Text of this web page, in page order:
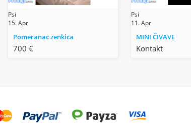
Psi
15. Apr
Pomeranac zenkica
700 €
Psi
11. Apr
MINI ČIVAVE
Kontakt